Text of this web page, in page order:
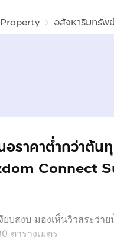
อสังหาริมทรัพ
อราคาต่ำกว่าต้น
Connect
ยบสงบ มองเห็นวิวสระว่า
ตารางเมตร